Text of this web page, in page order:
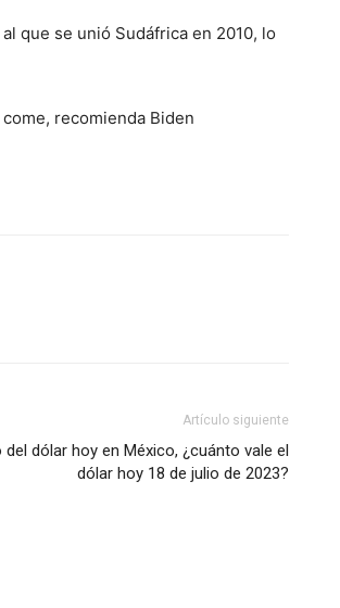
que se unió Sudáfrica en 2010, lo
recomienda Biden
Artículo siguiente
del dólar hoy en México, ¿cuánto vale el
dólar hoy 18 de julio de 2023?